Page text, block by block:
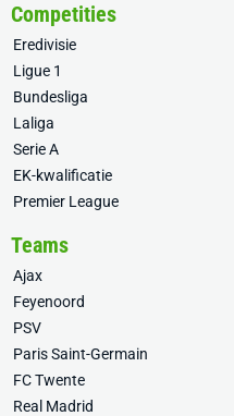
Competities
Eredivisie
Ligue 1
Bundesliga
Laliga
Serie A
EK-kwalificatie
Premier League
Teams
Ajax
Feyenoord
PSV
Paris Saint-Germain
FC Twente
Real Madrid